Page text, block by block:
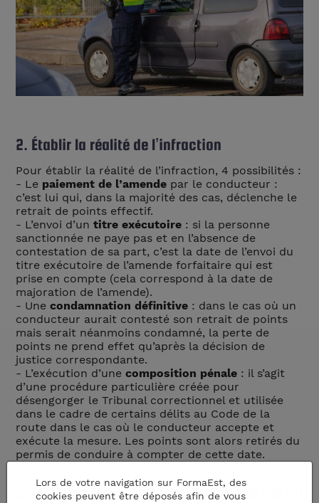
2. Établir la réalité de l’infraction
Pour établir la réalité de l’infraction, 4 possibilités :
- Le paiement de l’amende par le conducteur :
c’est lui qui, dans la majorité des cas, déclenche le
retrait de points effectif.
- L’envoi d’untitre exécutoire : si la personne
sanctionnée ne paye pas et en l’absence de
contestation de sa part, c’est la date de l’envoi du
titre exécutoire de l’amende forfaitaire qui est
prise en compte (cela correspond à la date de
majoration de l’amende).
- Unecondamnation définitive : dans le cas où un
conducteur aurait contesté son retrait de points
mais serait néanmoins condamné, la perte de
points ne prend effet qu’après la décision de
justice correspondante.
- L’exécution d’unecomposition pénale : il s’agit
d’une procédure particulière créée pour
désengorger le Tribunal correctionnel et utilisée
dans le cadre de certains délits au Code de la
route dans le cas où le conducteur accepte et
exécute la mesure. Les points sont alors retirés du
permis de conduire à compter de cette date.
3. Lettre simple ou lettre recommandée (48 SI)
Lors de votre navigation sur FormaEst, des
cookies peuvent être déposés afin de vous